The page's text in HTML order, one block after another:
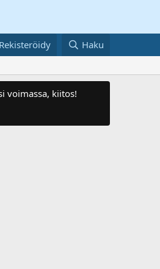
Rekisteröidy Haku
voimassa, kiitos!